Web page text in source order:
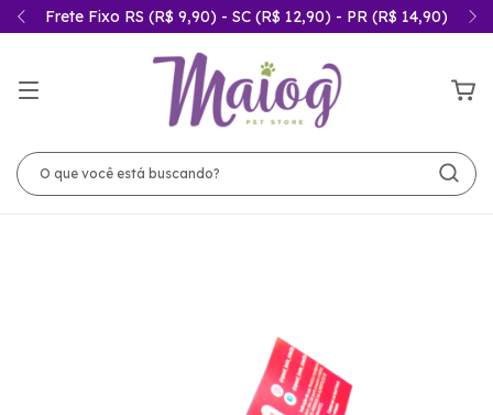
Frete Fixo RS (R$ 9,90) - SC (R$ 12,90) - PR (R$ 14,90)